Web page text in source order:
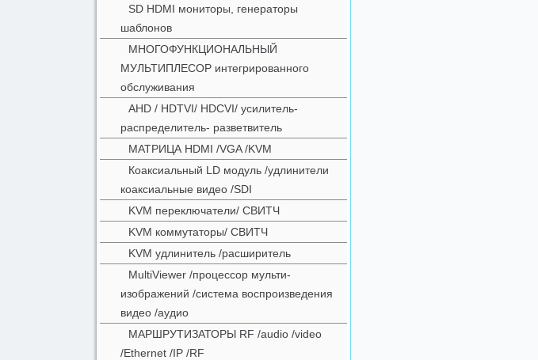
SD HDMI мониторы, генераторы
шаблонов
МНОГОФУНКЦИОНАЛЬНЫЙ
МУЛЬТИПЛЕСОР интегрированного
обслуживания
AHD / HDTVI/ HDCVI/ усилитель-
распределитель- разветвитель
МАТРИЦА HDMI /VGA /KVM
Коаксиальный LD модуль /удлинители
коаксиальные видео /SDI
KVM переключатели/ СВИТЧ
KVM коммутаторы/ СВИТЧ
KVM удлинитель /расширитель
MultiViewer /процессор мульти-
изображений /система воспроизведения
видео /аудио
МАРШРУТИЗАТОРЫ RF /audio /video
/Ethernet /IP /RF